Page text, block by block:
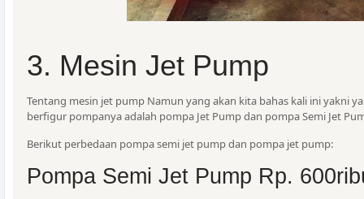
3. Mesin Jet Pump
Tentang mesin jet pump Namun yang akan kita bahas kali ini yakni
berfigur pompanya adalah pompa Jet Pump dan pompa Semi Jet
Berikut perbedaan pompa semi jet pump dan pompa jet pump:
Pompa Semi Jet Pump Rp.